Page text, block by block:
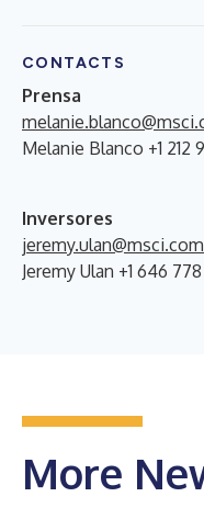
CONTACTS
Prensa
Melanie Blanco +1 212
Inversores
jeremy.ulan@msci.com
Jeremy Ulan +1 646
More